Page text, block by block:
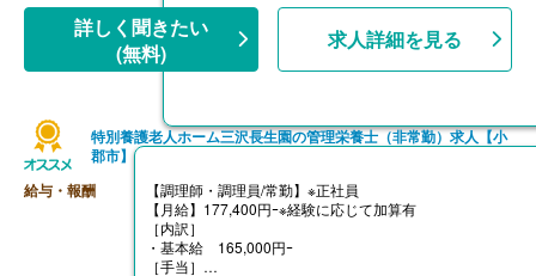
詳しく聞きたい
(無料)
求人詳細を見る
特別養護老人ホーム三沢長生園の管理栄養士（非常勤）求人【小
郡市】
給与・報酬
【調理師・調理員/常勤】※正社員
【月給】177,400円ｰ※経験に応じて加算有
［内訳］
・基本給 165,000円ｰ
［手当］